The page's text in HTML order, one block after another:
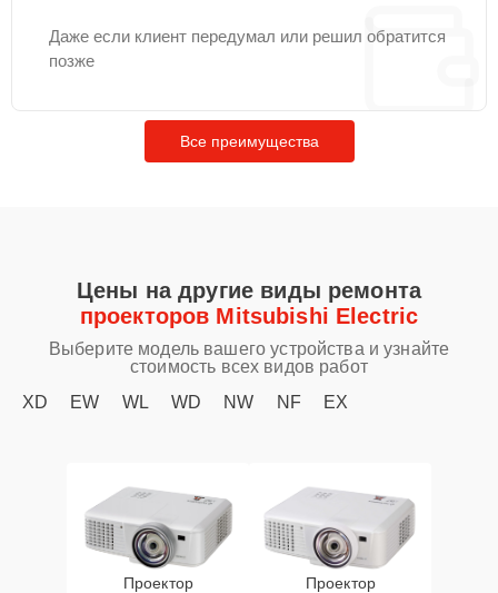
Даже если клиент передумал или решил обратится
позже
Все преимущества
Цены на другие виды ремонта
проекторов Mitsubishi Electric
Выберите модель вашего устройства и узнайте
стоимость всех видов работ
XD
EW WL WD NW NF EX
Проектор
Проектор